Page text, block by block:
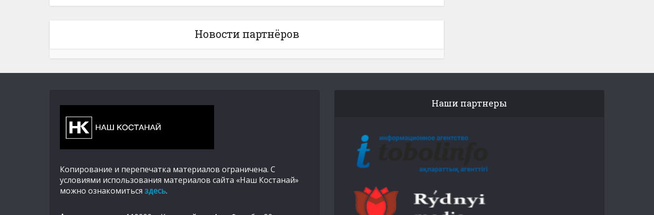
Новости партнёров
Копирование и перепечатка материалов ограничена. С
условиями использования материалов сайта «Наш Костанай»
можно ознакомиться здесь.
Наши партнеры